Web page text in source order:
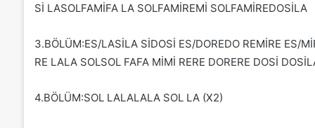
Sİ LASOLFAMİFA LA SOLFAMİREMİ SOLFAMİREDOSİLA
3.BÖLÜM:ES/LASİLA SİDOSİ ES/DOREDO REMİRE ES/
RE LALA SOLSOL FAFA MİMİ RERE DORERE DOSİ
4.BÖLÜM:SOL LALALALA SOL LA (X2)